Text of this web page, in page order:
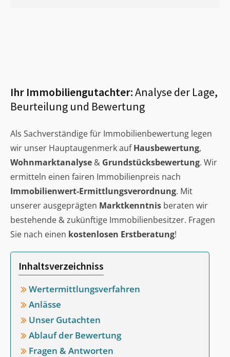
Ihr Immobiliengutachter:Analyse der Lage,
Beurteilung und Bewertung
Als Sachverständige für Immobilienbewertung legen
wir unser Hauptaugenmerk aufHausbewertung,
Wohnmarktanalyse & Grundstücksbewertung. Wir
ermitteln einen fairen Immobilienpreis nach
Immobilienwert-Ermittlungsverordnung. Mit
unserer ausgeprägten Marktkenntnis beraten wir
bestehende & zukünftige Immobilienbesitzer. Fragen
Sie nach einen kostenlosen Erstberatung!
Inhaltsverzeichniss
Wertermittlungsverfahren
Anlässe
Unser Gutachten
Ablauf der Bewertung
Fragen & Antworten